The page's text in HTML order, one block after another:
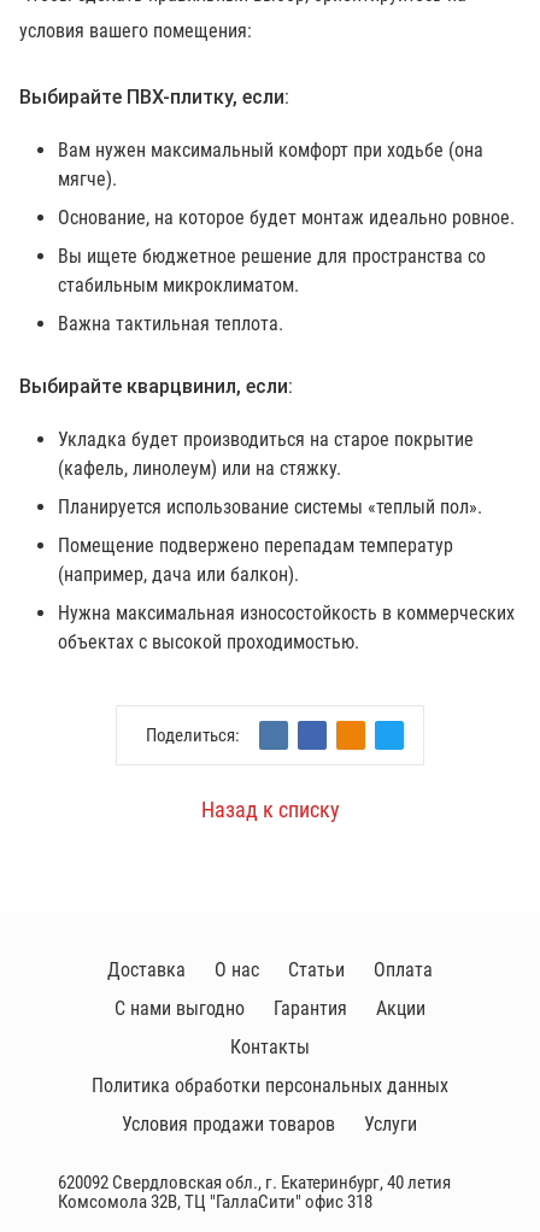
условия вашего помещения:
Выбирайте ПВХ-плитку, если:
Вам нужен максимальный комфорт при ходьбе (она
мягче).
Основание, на которое будет монтаж идеально ровное.
Вы ищете бюджетное решение для пространства со
стабильным микроклиматом.
Важна тактильная теплота.
Выбирайте кварцвинил, если:
Укладка будет производиться на старое покрытие
(кафель, линолеум) или на стяжку.
Планируется использование системы «теплый пол».
Помещение подвержено перепадам температур
(например, дача или балкон).
Нужна максимальная износостойкость в коммерческих
объектах с высокой проходимостью.
Назад к списку
Поделиться:
620092 Свердловская обл., г. Екатеринбург, 40 летия
Комсомола 32В, ТЦ "ГаллаСити" офис 318
Доставка О нас Статьи
Оплата
С нами выгодно
Гарантия
Акции
Контакты
Политика обработки персональных данных
Условия продажи товаров
Услуги